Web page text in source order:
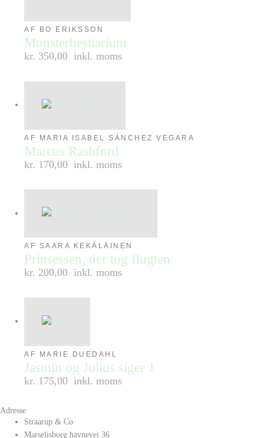
AF BO ERIKSSON
Monsterbestiarium
kr. 350,00 inkl. moms
AF MARIA ISABEL SÁNCHEZ VEGARA
Marcus Rashford
kr. 170,00 inkl. moms
AF SAARA KEKÄLÄINEN
Prinsessen, der tog flugten
kr. 200,00 inkl. moms
AF MARIE DUEDAHL
Jasmin og Julius siger J
kr. 175,00 inkl. moms
Adresse
Straarup & Co
Marselisborg havnevej 36